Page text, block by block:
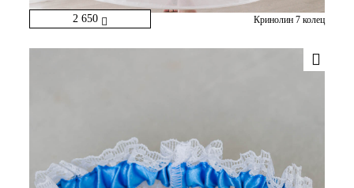
2 650 Кринолин 7 колец